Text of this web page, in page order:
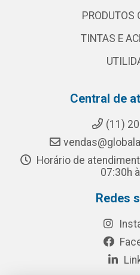
PRODUTOS
TINTAS E
Central de
(11)
Horário de
07:30h
Redes